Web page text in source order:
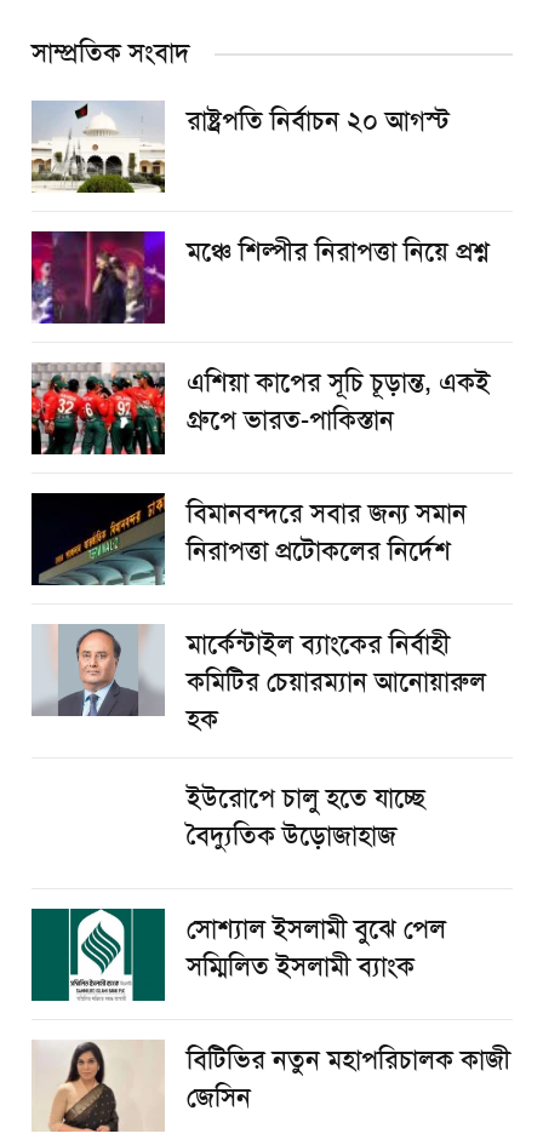
সাম্প্রতিক সংবাদ
রাষ্ট্রপতি নির্বাচন ২০ আগস্ট
​মঞ্চে শিল্পীর নিরাপত্তা নিয়ে প্রশ্ন
এশিয়া কাপের সূচি চূড়ান্ত, একই
গ্রুপে ভারত-পাকিস্তান
বিমানবন্দরে সবার জন্য সমান
নিরাপত্তা প্রটোকলের নির্দেশ
মার্কেন্টাইল ব্যাংকের নির্বাহী
কমিটির চেয়ারম্যান আনোয়ারুল
হক
ইউরোপে চালু হতে যাচ্ছে
বৈদ্যুতিক উড়োজাহাজ
সোশ্যাল ইসলামী বুঝে পেল
সম্মিলিত ইসলামী ব্যাংক
বিটিভির নতুন মহাপরিচালক কাজী
জেসিন